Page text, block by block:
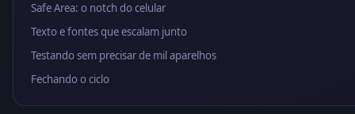
Safe Area: o notch do celular
Texto e fontes que escalam junto
Testando sem precisar de mil aparelhos
Fechando o ciclo